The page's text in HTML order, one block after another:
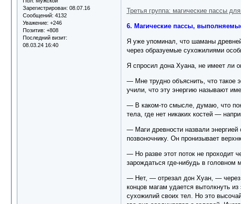
Зарегистрирован: 08.07.16
Сообщений: 4132
Уважение: +246
Позитив: +808
Последний визит:
08.03.24 16:40
Третья группа: магические пассы
6. Магические пассы,
Я уже упоминал, что шаманы
через образуемые сухожилиями
Я спросил дона Хуана, не имеет ли
— Мне трудно объяснить, что такое
учили, что эту энергию называют
— В каком-то смысле, думаю, что
тела, где нет никаких костей —
— Маги древности назвали
позвоночнику. Он пронизывает
— Но разве этот поток не проходит
зарождаться где-нибудь в головном
— Нет, — отрезал дон Хуан, — через
концов магам удается вытолкнуть
сухожилий своих тел. Но это